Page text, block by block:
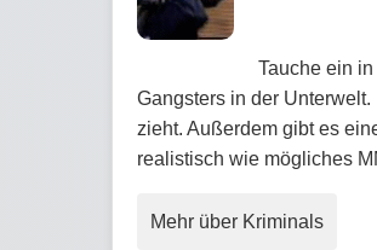
Tauche ein
Gangsters in der
zieht. Außerdem gibt es
realistisch wie mögliches
Mehr über Kriminals